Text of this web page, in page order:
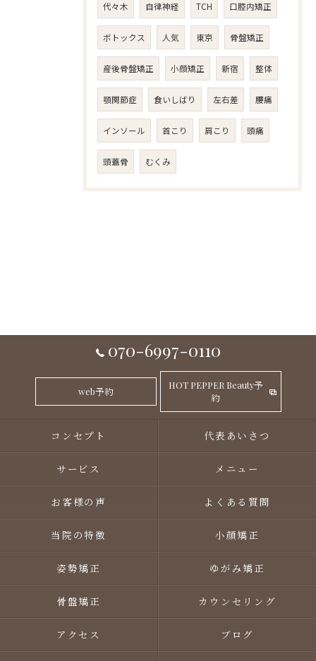
代々木 自律神経 TCH 口腔内矯正
ボトックス 人気 東京 骨盤矯正
産後骨盤矯正 小顔矯正 新宿 整体
顎関節症 食いしばり 左右差 腰痛
インソール 首こり 肩こり 頭痛
頭蓋骨 むくみ
070-6997-0110
web予約
HOT PEPPER Beauty予
約
コンセプト 代表あいさつ
サービス メニュー
お客様の声 よくある質問
当院の特徴 小顔矯正
姿勢矯正 ゆがみ矯正
骨盤矯正 カウンセリング
アクセス ブログ